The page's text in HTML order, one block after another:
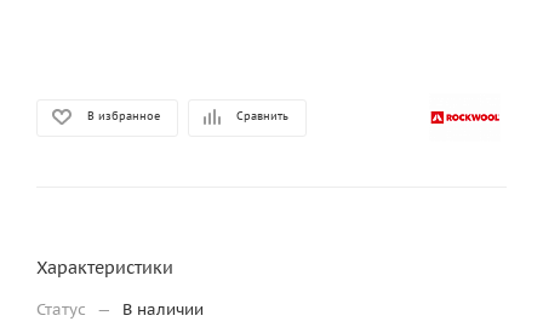
В избранное Сравнить
Характеристики
Статус —
В наличии